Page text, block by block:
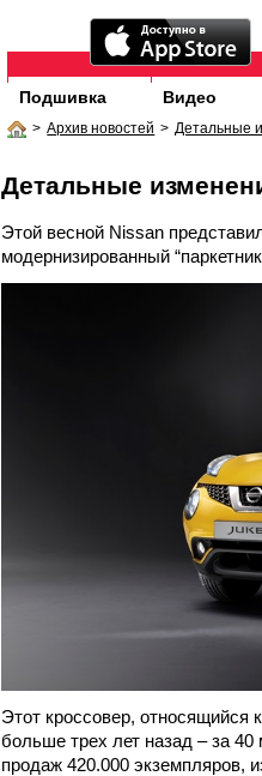
Подшивка Видео
> Архив новостей > Детальные
Детальные
Этой весной Nissan
модернизированный
Этот кроссовер, относящийся
больше трех лет назад – за
продаж 420.000 экземпляров,